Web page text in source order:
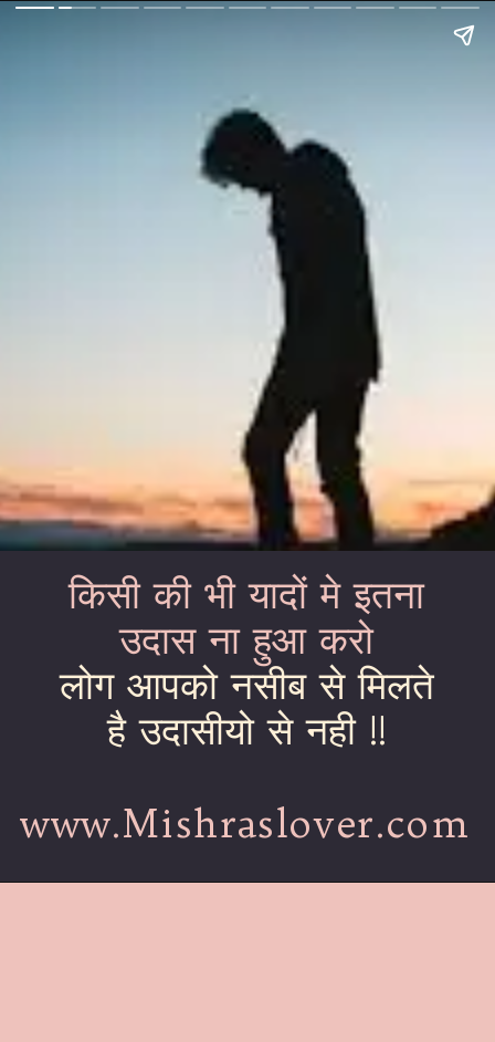
किसी की भी यादों मे इतना
उदास ना हुआ करो
लोग आपको नसीब से मिलते
है उदासीयो से नही !!
www.Mishraslover.com